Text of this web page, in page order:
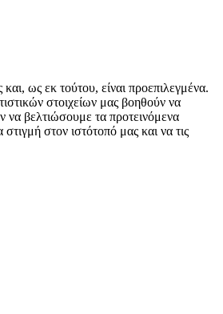
ως εκ τούτου, είναι προεπιλεγμένα.
στοιχείων μας βοηθούν να
να βελτιώσουμε τα προτεινόμενα
στον ιστότοπό μας και να τις